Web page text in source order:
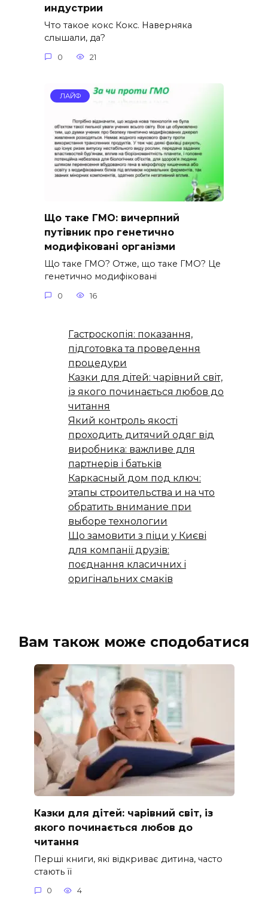
индустрии
Что такое кокс Кокс. Наверняка
слышали, да?
0 21
ЛАЙФ
Що таке ГМО: вичерпний
путівник про генетично
модифіковані організми
Що таке ГМО? Отже, що таке ГМО? Це
генетично модифіковані
0 16
Гастроскопія: показання,
підготовка та проведення
процедури
Казки для дітей: чарівний світ,
із якого починається любов до
читання
Який контроль якості
проходить дитячий одяг від
виробника: важливе для
партнерів і батьків
Каркасный дом под ключ:
этапы строительства и на что
обратить внимание при
выборе технологии
Що замовити з піци у Києві
для компанії друзів:
поєднання класичних і
оригінальних смаків
Вам також може сподобатися
Казки для дітей: чарівний світ, із
якого починається любов до
читання
Перші книги, які відкриває дитина, часто
стають її
0 4